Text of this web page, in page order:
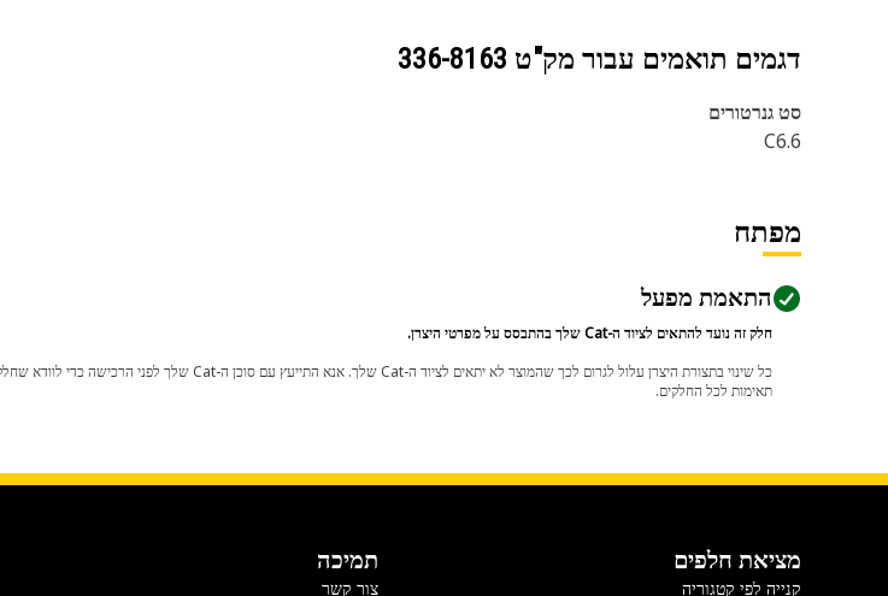
דגמים תואמים עבור מק"ט 336-8163
סט גנרטורים
C6.6
מפתח
התאמת מפעל
חלק זה נועד להתאים לציוד ה-Cat שלך בהתבסס על מפרטי היצרן.
תאימות לכל החלקים.
מציאת חלפים
קנייה לפי קטגוריה
תמיכה
צור קשר